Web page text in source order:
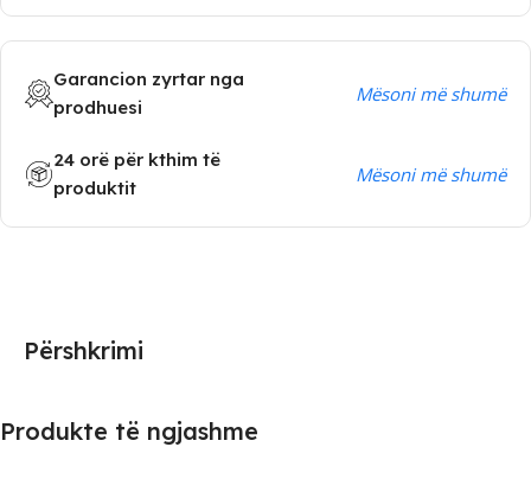
Garancion zyrtar nga
prodhuesi
Mësoni më shumë
24 orë për kthim të
produktit
Mësoni më shumë
Përshkrimi
Produkte të ngjashme